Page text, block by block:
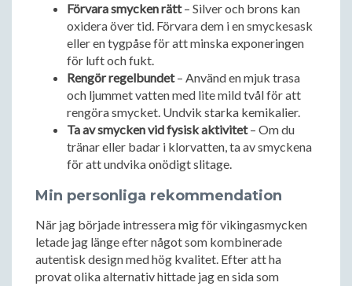
Förvara smycken rätt– Silver och brons kan
oxidera över tid. Förvara dem i en smyckesask
eller en tygpåse för att minska exponeringen
för luft och fukt.
Rengör regelbundet– Använd en mjuk trasa
och ljummet vatten med lite mild tvål för att
rengöra smycket. Undvik starka kemikalier.
Ta av smycken vid fysisk aktivitet– Om du
tränar eller badar i klorvatten, ta av smyckena
för att undvika onödigt slitage.
Min personliga rekommendation
När jag började intressera mig för vikingasmycken
letade jag länge efter något som kombinerade
autentisk design med hög kvalitet. Efter att ha
provat olika alternativ hittade jag en sida som